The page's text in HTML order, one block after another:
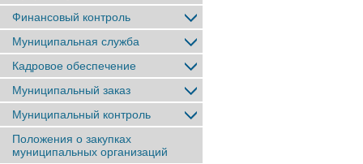
Финансовый контроль
Муниципальная служба
Кадровое обеспечение
Муниципальный заказ
Муниципальный контроль
Положения о закупках
муниципальных организаций